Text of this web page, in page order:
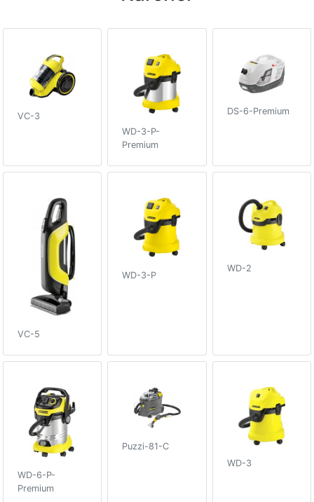
VC-3
WD-3-P-
Premium
DS-6-Premium
VC-5
WD-3-P
WD-2
WD-6-P-
Premium
Puzzi-81-C
WD-3